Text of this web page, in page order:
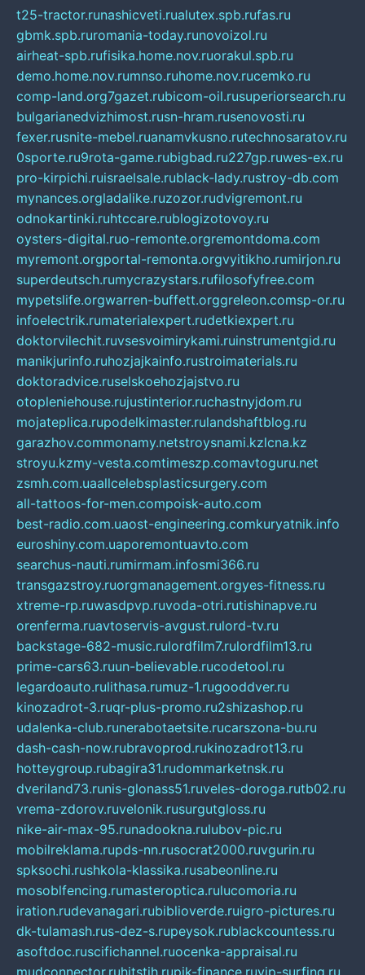
t25-tractor.runashicveti.rualutex.spb.rufas.ru
gbmk.spb.ruromania-today.runovoizol.ru
airheat-spb.rufisika.home.nov.ruorakul.spb.ru
demo.home.nov.rumnso.ruhome.nov.rucemko.ru
comp-land.org7gazet.rubicom-oil.rusuperiorsearch.ru
bulgarianedvizhimost.rusn-hram.rusenovosti.ru
fexer.rusnite-mebel.ruanamvkusno.rutechnosaratov.ru
0sporte.ru9rota-game.rubigbad.ru227gp.ruwes-ex.ru
pro-kirpichi.ruisraelsale.rublack-lady.rustroy-db.com
mynances.orgladalike.ruzozor.rudvigremont.ru
odnokartinki.ruhtccare.rublogizotovoy.ru
oysters-digital.ruo-remonte.orgremontdoma.com
myremont.orgportal-remonta.orgvyitikho.rumirjon.ru
superdeutsch.rumycrazystars.rufilosofyfree.com
mypetslife.orgwarren-buffett.orggreleon.comsp-or.ru
infoelectrik.rumaterialexpert.rudetkiexpert.ru
doktorvilechit.ruvsesvoimirykami.ruinstrumentgid.ru
manikjurinfo.ruhozjajkainfo.rustroimaterials.ru
doktoradvice.ruselskoehozjajstvo.ru
otopleniehouse.rujustinterior.ruchastnyjdom.ru
mojateplica.rupodelkimaster.rulandshaftblog.ru
garazhov.commonamy.netstroysnami.kzlcna.kz
stroyu.kzmy-vesta.comtimeszp.comavtoguru.net
zsmh.com.uaallcelebsplasticsurgery.com
all-tattoos-for-men.compoisk-auto.com
best-radio.com.uaost-engineering.comkuryatnik.info
euroshiny.com.uaporemontuavto.com
searchus-nauti.rumirmam.infosmi366.ru
transgazstroy.ruorgmanagement.orgyes-fitness.ru
xtreme-rp.ruwasdpvp.ruvoda-otri.rutishinapve.ru
orenferma.ruavtoservis-avgust.rulord-tv.ru
backstage-682-music.rulordfilm7.rulordfilm13.ru
prime-cars63.ruun-believable.rucodetool.ru
legardoauto.rulithasa.rumuz-1.rugooddver.ru
kinozadrot-3.ruqr-plus-promo.ru2shizashop.ru
udalenka-club.runerabotaetsite.rucarszona-bu.ru
dash-cash-now.rubravoprod.rukinozadrot13.ru
hotteygroup.rubagira31.rudommarketnsk.ru
dveriland73.runis-glonass51.ruveles-doroga.rutb02.ru
vrema-zdorov.ruvelonik.rusurgutgloss.ru
nike-air-max-95.runadookna.rulubov-pic.ru
mobilreklama.rupds-nn.rusocrat2000.ruvgurin.ru
spksochi.rushkola-klassika.rusabeonline.ru
mosoblfencing.rumasteroptica.rulucomoria.ru
iration.rudevanagari.rubiblioverde.ruigro-pictures.ru
dk-tulamash.rus-dez-s.rupeysok.rublackcountess.ru
asoftdoc.ruscifichannel.ruocenka-appraisal.ru
mudconnector.ruhitstih.rupik-finance.ruvip-surfing.ru